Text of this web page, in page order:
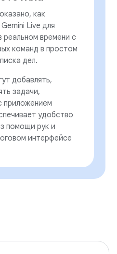
как
Live для
реальном времени с
команд в простом
дел.
добавлять,
задачи,
приложением
удобство
помощи рук и
интерфейсе